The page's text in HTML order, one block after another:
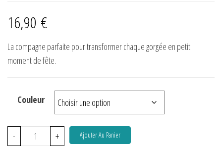
16,90 €
La compagne parfaite pour transformer chaque gorgée en petit
moment de fête.
Couleur
- + Ajouter Au Panier